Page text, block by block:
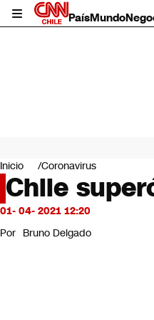
PaísMundo
Mundo
Negocios
Deportes
Programas completos
Servicios
Inicio Coronavirus
Chile
01- 04- 2021 12:20
Por Bruno Delgado